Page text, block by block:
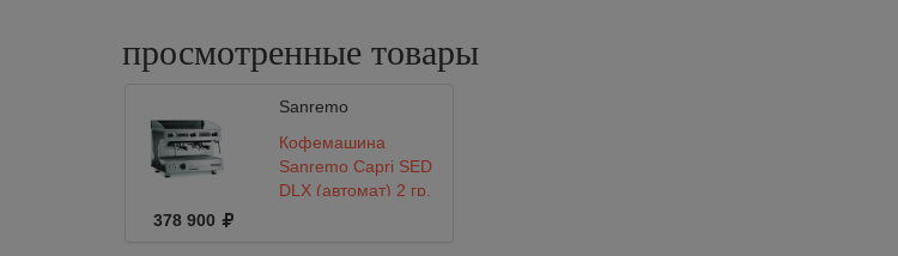
просмотренные товары
Sanremo
Кофемашина
Sanremo Capri SED
DLX (автомат) 2 гр.
378 900